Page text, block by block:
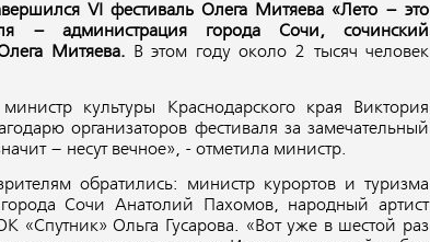
VI фестиваль Олега Митяева «Лето – это
– администрация города Сочи, сочинский
Митяева. В этом году около 2 тысяч человек
культуры Краснодарского края Виктория
организаторов фестиваля за замечательный
– несут вечное», - отметила министр.
обратились: министр курортов и туризма
города Сочи Анатолий Пахомов, народный артист
«Спутник» Ольга Гусарова. «Вот уже в шестой раз